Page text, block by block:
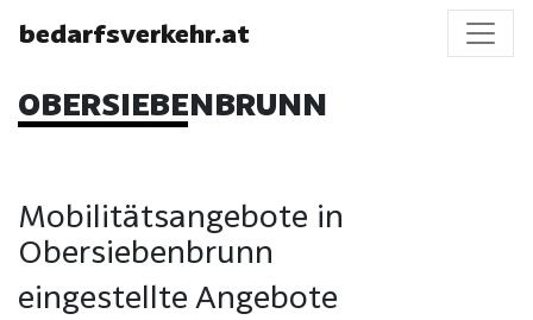
bedarfsverkehr.at
OBERSIEBENBRUNN
Mobilitätsangebote in
Obersiebenbrunn
eingestellte Angebote